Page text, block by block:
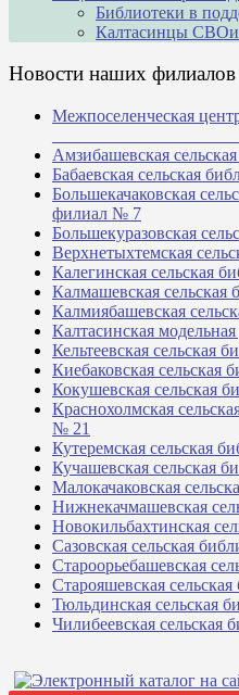
Библиотеки в
Калтасинцы
Новости наших филиалов
Межпоселенческая
Амзибашевская
Бабаевская сельская
Большекачаковская
филиал № 7
Большекуразовская
Верхнетыхтемская
Калегинская сельская
Калмашевская
Калмиябашевская
Калтасинская
Кельтеевская сельская
Киебаковская сельская
Кокушевская сельская
Краснохолмская
№ 21
Кутеремская сельская
Кучашевская сельская
Малокачаковская
Нижнекачмашевская
Новокильбахтинская
Сазовская сельская
Староорьебашевская
Старояшевская
Тюльдинская сельская
Чилибеевская сельская